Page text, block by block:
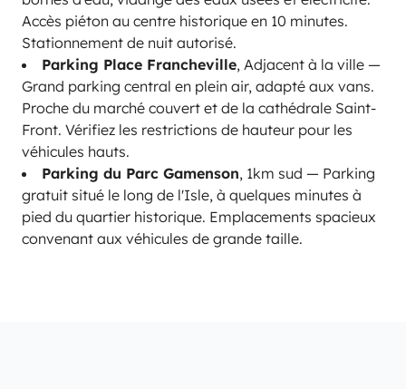
Accès piéton au centre historique en 10 minutes.
Stationnement de nuit autorisé.
Parking Place Francheville, Adjacent à la ville —
Grand parking central en plein air, adapté aux vans.
Proche du marché couvert et de la cathédrale Saint-
Front. Vérifiez les restrictions de hauteur pour les
véhicules hauts.
Parking du Parc Gamenson, 1km sud — Parking
gratuit situé le long de l'Isle, à quelques minutes à
pied du quartier historique. Emplacements spacieux
convenant aux véhicules de grande taille.